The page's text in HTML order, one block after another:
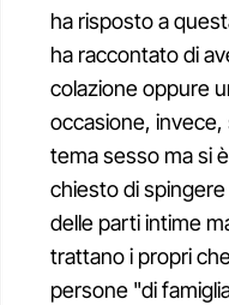
ha risposto a
ha raccontato di
colazione oppure
occasione,
tema sesso ma si
chiesto di
delle parti intime
trattano i propri
persone "di